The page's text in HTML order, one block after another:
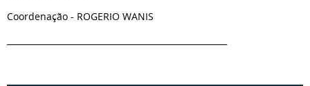
Coordenação - ROGERIO WANIS